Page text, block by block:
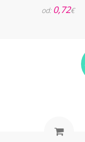
od: 0,72€